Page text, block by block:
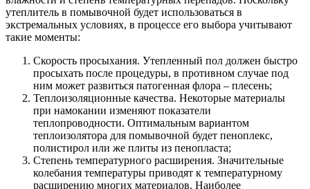
утеплитель в помывочной будет использоваться в
экстремальных условиях, в процессе его выбора учитывают
такие моменты:
Скорость просыхания. Утепленный пол должен быстро
просыхать после процедуры, в противном случае под
ним может развиться патогенная флора – плесень;
Теплоизоляционные качества. Некоторые материалы
при намокании изменяют показатели
теплопроводности. Оптимальным вариантом
теплоизолятора для помывочной будет пеноплекс,
полистирол или же плиты из пенопласта;
Степень температурного расширения. Значительные
колебания температуры приводят к температурному
расширению многих материалов. Наиболее